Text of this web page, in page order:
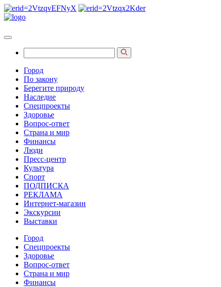
Город
По закону
Берегите природу
Наследие
Спецпроекты
Здоровье
Вопрос-ответ
Страна и мир
Финансы
Люди
Пресс-центр
Культура
Спорт
ПОДПИСКА
РЕКЛАМА
Интернет-магазин
Экскурсии
Выставки
Город
Спецпроекты
Здоровье
Вопрос-ответ
Страна и мир
Финансы